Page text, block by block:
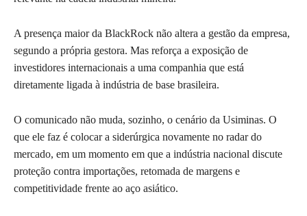
A presença maior da BlackRock não altera a gestão da empresa,
segundo a própria gestora. Mas reforça a exposição de
investidores internacionais a uma companhia que está
diretamente ligada à indústria de base brasileira.
O comunicado não muda, sozinho, o cenário da Usiminas. O
que ele faz é colocar a siderúrgica novamente no radar do
mercado, em um momento em que a indústria nacional discute
proteção contra importações, retomada de margens e
competitividade frente ao aço asiático.